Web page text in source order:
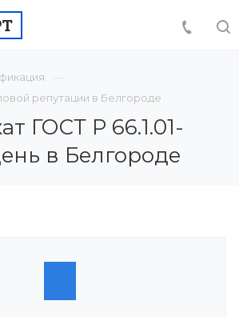
репутации в Белгороде
ГОСТ Р 66.1.01-
в Белгороде